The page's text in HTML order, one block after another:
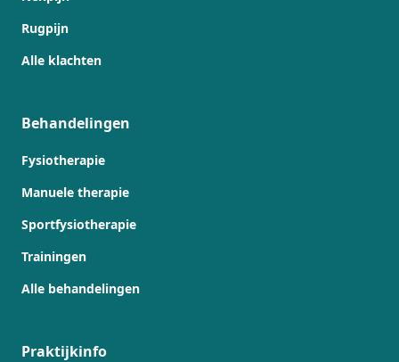
Rugpijn
Alle klachten
Behandelingen
Fysiotherapie
Manuele therapie
Sportfysiotherapie
Trainingen
Alle behandelingen
Praktijkinfo